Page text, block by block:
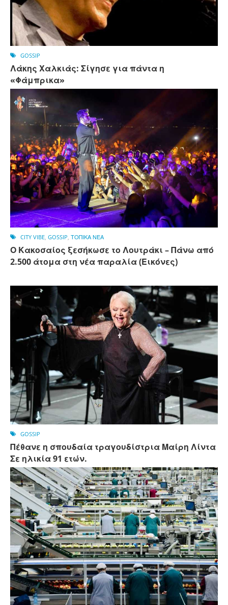
GOSSIP
Λάκης Χαλκιάς: Σίγησε για πάντα η
«Φάμπρικα»
CITY VIBE, GOSSIP, ΤΟΠΙΚΑ ΝΕΑ
Ο Κακοσαίος ξεσήκωσε το Λουτράκι – Πάνω από
2.500 άτομα στη νέα παραλία (Εικόνες)
GOSSIP
Πέθανε η σπουδαία τραγουδίστρια Μαίρη Λίντα
Σε ηλικία 91 ετών.